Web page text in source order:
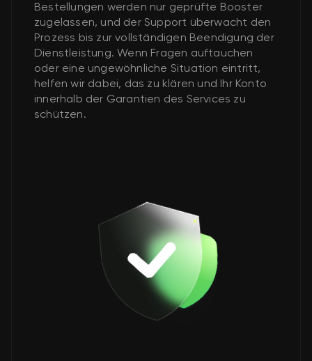
Bestellungen werden nur geprüfte Booster
zugelassen, und der Support überwacht den
Prozess bis zur vollständigen Beendigung der
Dienstleistung. Wenn Fragen auftauchen
oder eine ungewöhnliche Situation eintritt,
helfen wir dabei, das zu klären und Ihr Konto
innerhalb der Garantien des Services zu
schützen.